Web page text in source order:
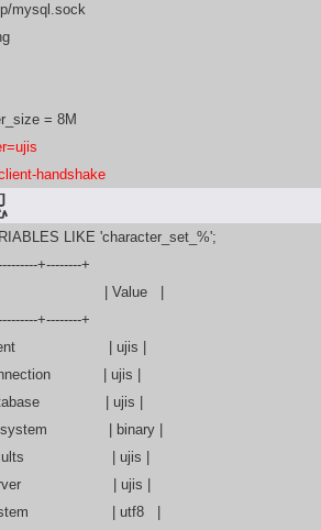
mysql.sock
handshake
LIKE 'character_set_%';
+--------+
　　　　　| Value   |
+--------+
　　　　　 | ujis |
| ujis |
　　　　| ujis |
| binary |
　　　　   | ujis |
　　　　   | ujis |
　　　　 | utf8   |